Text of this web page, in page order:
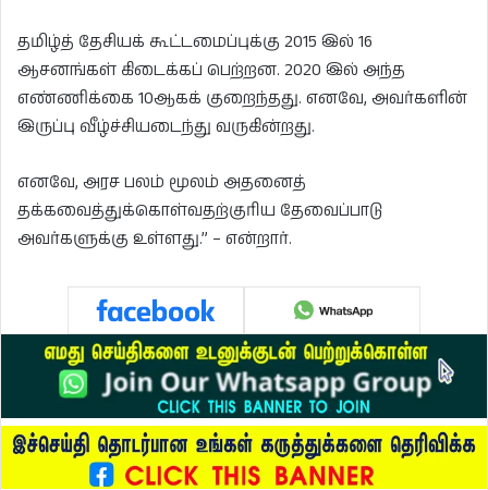
தமிழ்த் தேசியக் கூட்டமைப்புக்கு 2015 இல் 16
ஆசனங்கள் கிடைக்கப் பெற்றன. 2020 இல் அந்த
எண்ணிக்கை 10ஆகக் குறைந்தது. எனவே, அவர்களின்
இருப்பு வீழ்ச்சியடைந்து வருகின்றது.
எனவே, அரச பலம் மூலம் அதனைத்
தக்கவைத்துக்கொள்வதற்குரிய தேவைப்பாடு
அவர்களுக்கு உள்ளது.” – என்றார்.